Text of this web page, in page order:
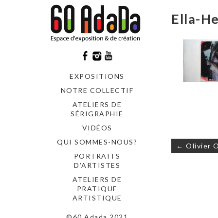
EXPOSITIONS
NOTRE COLLECTIF
ATELIERS DE
SÉRIGRAPHIE
VIDÉOS
QUI SOMMES-NOUS?
PORTRAITS
D’ARTISTES
ATELIERS DE
PRATIQUE
ARTISTIQUE
Ella-
de
← Olivier